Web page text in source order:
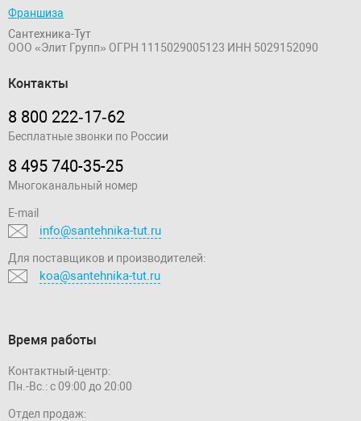
Франшиза
Сантехника-Тут
ООО «Элит Групп» ОГРН 1115029005123 ИНН 5029152090
Контакты
8 800 222‑17‑62
Бесплатные звонки по России
8 495 740-35-25
Многоканальный номер
E-mail
info@santehnika-tut.ru
Для поставщиков и производителей:
koa@santehnika-tut.ru
Время работы
Контактный-центр:
Пн.-Вс.: с 09:00 до 20:00
Отдел продаж: